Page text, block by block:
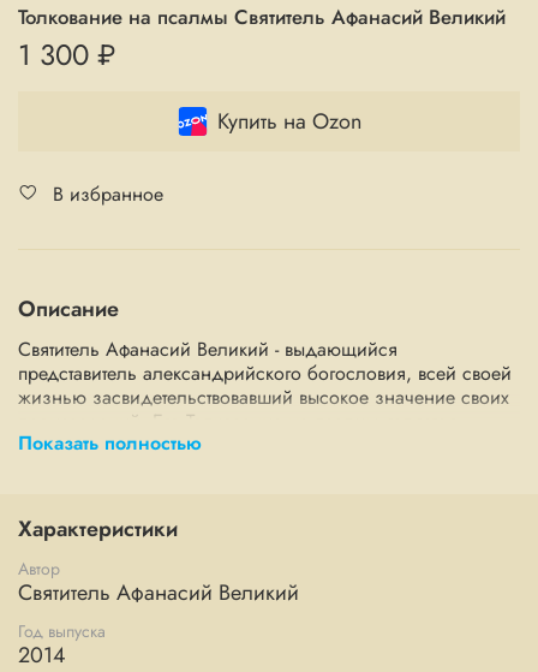
Толкование на псалмы Святитель Афанасий Великий
1 300 ₽
Купить на Ozon
В избранное
Описание
Святитель Афанасий Великий - выдающийся
представитель александрийского богословия, всей своей
жизнью засвидетельствовавший высокое значение своих
произведений. Его Толкование на псалмы является
классическим трудом святоотеческой экзегетики. Данная
Показать полностью
Характеристики
Автор
Святитель Афанасий Великий
Год выпуска
2014